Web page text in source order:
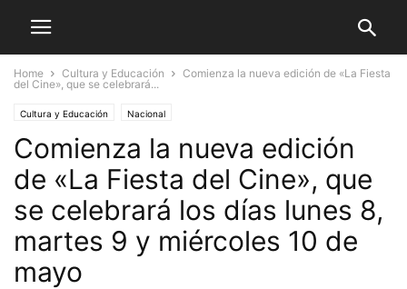
Home Cultura y Educación
Comienza la nueva edición de «La Fiesta
del Cine», que se celebrará...
Cultura y Educación Nacional
Comienza la nueva edición
de «La Fiesta del Cine», que
se celebrará los días lunes 8,
martes 9 y miércoles 10 de
mayo